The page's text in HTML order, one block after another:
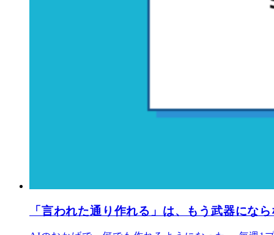
「言われた通り作れる」は、もう武器にな